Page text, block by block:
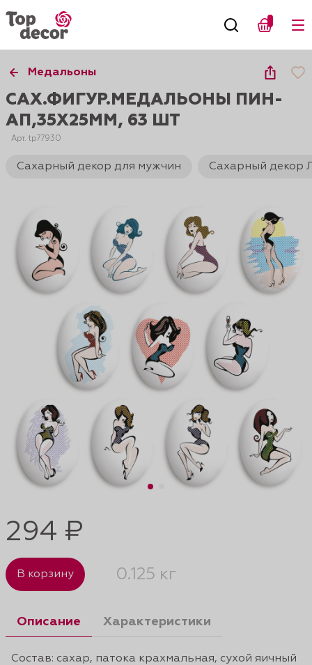
Медальоны
САХ.ФИГУР.МЕДАЛЬОНЫ ПИН-
АП,35Х25ММ, 63 ШТ
Арт. tp77930
Сахарный декор для мужчин Сахарный декор
294 ₽
В корзину 0.125 кг
Описание Характеристики
Состав: сахар, патока крахмальная, сухой яичный